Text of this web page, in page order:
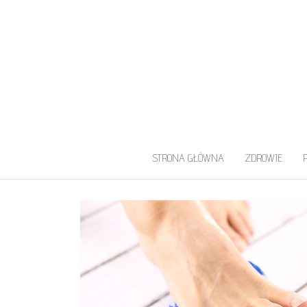
STRONA GŁÓWNA ZDROWIE